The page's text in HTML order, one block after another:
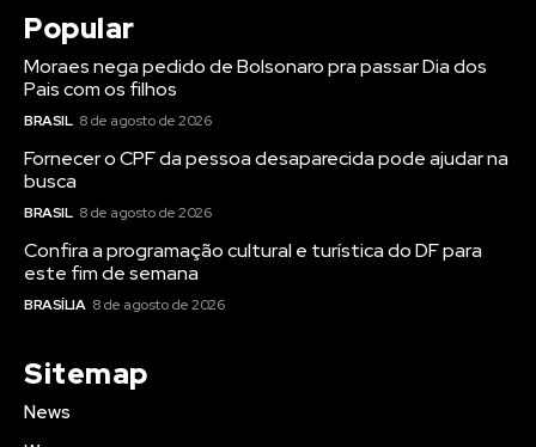
Popular
Moraes nega pedido de Bolsonaro pra passar Dia dos
Pais com os filhos
BRASIL 8 de agosto de 2026
Fornecer o CPF da pessoa desaparecida pode ajudar na
busca
BRASIL 8 de agosto de 2026
Confira a programação cultural e turística do DF para
este fim de semana
BRASÍLIA 8 de agosto de 2026
Sitemap
News